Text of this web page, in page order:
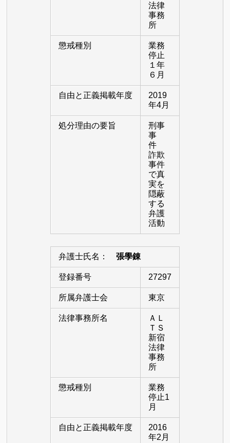
法律
事務
所
懲戒種別
業務
停止
１年
６月
自由と正義掲載年度
2019
年4月
処分理由の要旨
刑事
事
件
詐欺
事件
で真
実を
隠蔽
する
弁護
活動
弁護士氏名： 張學錬
登録番号 27297
所属弁護士会 東京
法律事務所名
ＡＬ
ＴＳ
新宿
法律
事務
所
懲戒種別
業務
停止1
月
自由と正義掲載年度
2016
年2月